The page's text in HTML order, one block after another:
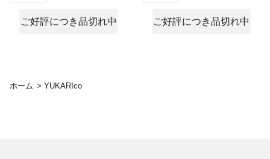
ご好評につき品切れ中 ご好評につき品切れ中
ホーム > YUKARIco